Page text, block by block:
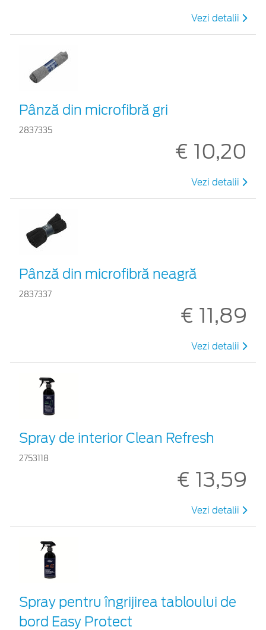
Vezi detalii
Pânză din microfibră gri
2837335
€ 10,20
Vezi detalii
Pânză din microfibră neagră
2837337
€ 11,89
Vezi detalii
Spray de interior Clean Refresh
2753118
€ 13,59
Vezi detalii
Spray pentru îngrijirea tabloului de
bord Easy Protect